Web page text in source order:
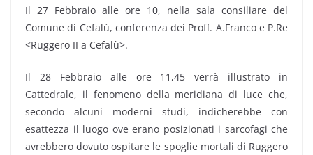
Il 27 Febbraio alle ore 10, nella sala consiliare del
Comune di Cefalù, conferenza dei Proff. A.Franco e P.Re
<Ruggero II a Cefalù>.
Il 28 Febbraio alle ore 11,45 verrà illustrato in
Cattedrale, il fenomeno della meridiana di luce che,
secondo alcuni moderni studi, indicherebbe con
esattezza il luogo ove erano posizionati i sarcofagi che
avrebbero dovuto ospitare le spoglie mortali di Ruggero